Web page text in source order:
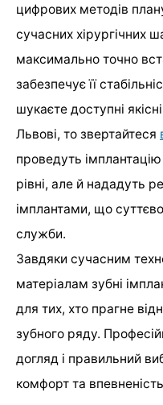
цифрових методів
сучасних хірургічних
максимально точно
забезпечує її
шукаєте доступні
Львові, то звертайтеся
проведуть
рівні, але й нададуть
імплантами, що
служби.
Завдяки сучасним
матеріалам зубні
для тих, хто прагне
зубного ряду.
догляд і правильний
комфорт та